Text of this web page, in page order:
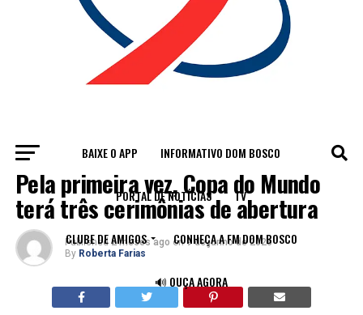
BAIXE O APP INFORMATIVO DOM BOSCO
PORTAL DE NOTÍCIAS TV
CLUBE DE AMIGOS CONHEÇA A FM DOM BOSCO
🔊 OUÇA AGORA
ESPORTE
Pela primeira vez, Copa do Mundo
terá três cerimônias de abertura
Published 2 meses ago on 9 de junho de 2026
By Roberta Farias